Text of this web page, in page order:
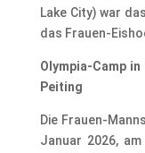
Lake City) war
das Frauen-
Olympia-Camp
Peiting
Die Frauen-
Januar 2026,